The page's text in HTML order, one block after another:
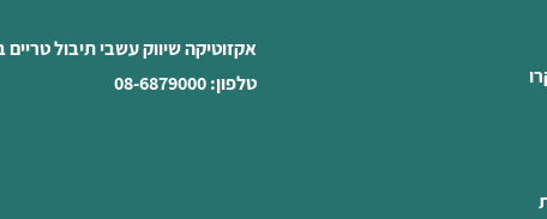
אקזוטיקה שיווק עשבי תיבול
טלפון: 08-6879000